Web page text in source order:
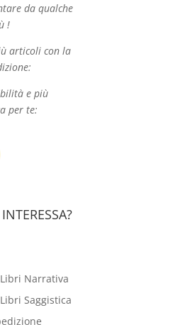
da qualche
!
articoli con la
e più
per te:
Narrativa
Saggistica